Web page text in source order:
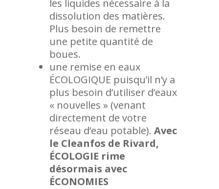
les liquides nécessaire à la
dissolution des matières.
Plus besoin de remettre
une petite quantité de
boues.
une remise en eaux
ÉCOLOGIQUE puisqu’il n’y a
plus besoin d’utiliser d’eaux
« nouvelles » (venant
directement de votre
réseau d’eau potable). Avec
le Cleanfos de Rivard,
ÉCOLOGIE rime
désormais avec
ÉCONOMIES